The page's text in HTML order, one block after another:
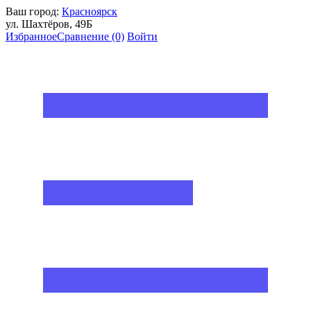
Ваш город: Красноярск
ул. Шахтёров, 49Б
ИзбранноеСравнение (0) Войти